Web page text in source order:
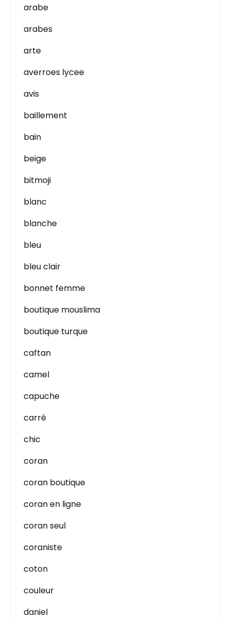
arabe
arabes
arte
averroes lycee
avis
baillement
bain
beige
bitmoji
blanc
blanche
bleu
bleu clair
bonnet femme
boutique mouslima
boutique turque
caftan
camel
capuche
carré
chic
coran
coran boutique
coran en ligne
coran seul
coraniste
coton
couleur
daniel